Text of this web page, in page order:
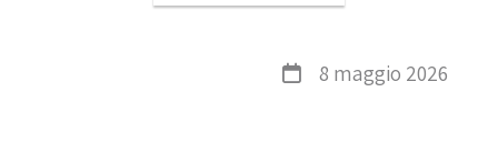
8 maggio 2026